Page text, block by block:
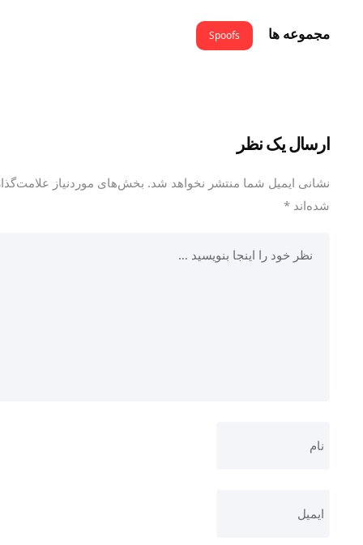
مجموعه ها Spoofs
ارسال یک نظر
نشانی ایمیل شما منتشر نخواهد شد. بخش‌های موردنیاز علامت‌گذاری
شده‌اند *